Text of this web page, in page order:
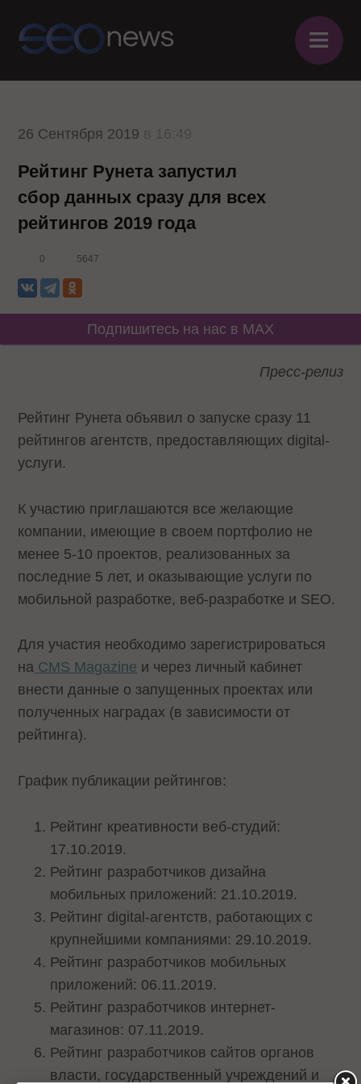
≡
26 Сентября 2019
Рейтинг Рунета запустил
сбор данных сразу для всех
рейтингов 2019 года
0 5647
Подпишитесь на нас в MAX
Пресс-релиз
Рейтинг Рунета объявил о запуске сразу 11
рейтингов агентств, предоставляющих digital-
услуги.
К участию приглашаются все желающие
компании, имеющие в своем портфолио не
менее 5-10 проектов, реализованных за
последние 5 лет, и оказывающие услуги по
мобильной разработке, веб-разработке и SEO.
Для участия необходимо зарегистрироваться
на CMS Magazine и через личный кабинет
внести данные о запущенных проектах или
полученных наградах (в зависимости от
рейтинга).
График публикации рейтингов:
Рейтинг креативности веб-студий:
17.10.2019.
Рейтинг разработчиков дизайна
мобильных приложений: 21.10.2019.
Рейтинг digital-агентств, работающих с
крупнейшими компаниями: 29.10.2019.
Рейтинг разработчиков мобильных
приложений: 06.11.2019.
Рейтинг разработчиков интернет-
магазинов: 07.11.2019.
Рейтинг разработчиков сайтов органов
власти, государственный учреждений и